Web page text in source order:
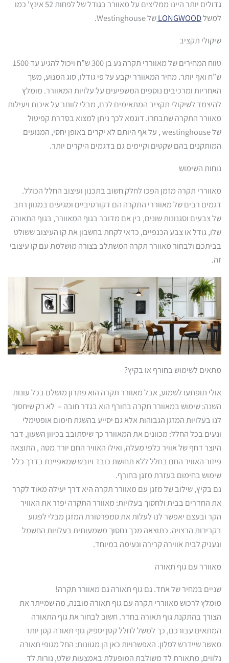
גדולים יותר היינו ממליצים על מאוורר בגודל של לפחות 52 אינץ' כמו
למשלLONGWOODשל Westinghouse.
שיקולי תקציב
טווח המחירים של מאווררי תקרה נע בן 300 ש”ח ויכול להגיע עד 1500
ש”ח ואף יותר. מחיר המאוורר יקבע על פי גודלו, סוג המנוע, משך
האחריות ומרכיבים נוספים המשפיעים על עלויות המאוורר. מומלץ
להיצמד לשיקולי תקציב המתאימים לכם, מבלי לוותר על איכות ויעילות
מאוורר התקרה שתבחרו. דוגמא לכך ניתן למצוא בסדרת קפיטול
שלwestinghouse, על אף היותם לא יקרים באופן יחסי, המנועים
המותקנים בהםשקטים וקיימים גם בדגמים היקרים יותר.
נוחות השימוש
מאווררי תקרה מזמן הפכו לחלק חשוב בתכנון ועיצוב החלל הכולל.
דגמים רבים של מאווררי התקרה הם דקורטיביים ומגיעים במגוון רחב
של צבעים וסגנונות שונים, בין אם מדובר בגוף המאוורר, בגוף התאורה
שלו, גודל או צבע הכנפיים, כדאי לקחת בחשבון את קו העיצוב ששולט
בביתכם ולבחור מאוורר תקרה המשתלב בצורה מושלמת עם קו עיצובי
זה.
מתאים לשימוש בחורף או בקיץ?
אולי תופתעו לשמוע, אבל מאוורר תקרה הוא פתרון מושלם בכל עונות
השנה: שימוש במאוורר תקרה בחורף הוא בגדר חובה – לא רק שיחסוך
לנו בעלויות המזגן הגבוהות אלא גם יסייע בהשגת חימום אופטימלי
ונעים בכל החלל: מכוונים את המאוורר כך שיסתובב בכיוון השעון, דבר
היוצר דחף של אוויר כלפי מעלה, ואילו האוויר החם יורד מטה , התוצאה
פיזור האוויר החם בחלל ללא תחושת כובד ויובש שמאפיינת בדרך כלל
שימוש בחימום בעזרת מזגן בחורף.
גם בקיץ, שילוב של מזגן עם מאוורר תקרה היא דרך יעילה מאוד לקרר
את החדרים בבית ולחסוך בעלויות: מאוורר התקרה יפזר את האוויר
הקר ובעצם יאפשר לנו לעלות את טמפרטורת המזגן מבלי לפגוע
בקרירות הרצויה. כתוצאה מכך נחסוך משמעותית בעלויות החשמל
ונעניק לבית אווירה קרירה ונעימה במיוחד.
מאוורר עם גוף תאורה
שניים במחיר של אחד. גם גוף תאורה גם מאוורר תקרה!
מומלץ לרכוש מאווררי תקרה עם גוף תאורה מובנה, מה שמייתר את
הצורך בהתקנת גוף תאורה בחדר. חשוב לבחור את גוף התאורה
המתאים עבורכם, כך למשל לחלל קטן יספיק גוף תאורה קטן יותר
מאשר שיידרש לסלון. האפשרויות כאן הן מגוונות: החל מגופי תאורה
נלווים, מתאורת לד משולבת המופעלת באמצעות שלט, נורות לד